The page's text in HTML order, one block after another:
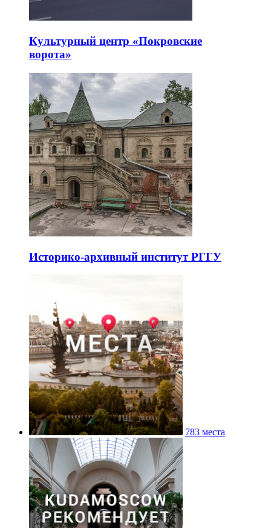
Культурный центр «Покровские
ворота»
Историко-архивный институт РГГУ
783 места